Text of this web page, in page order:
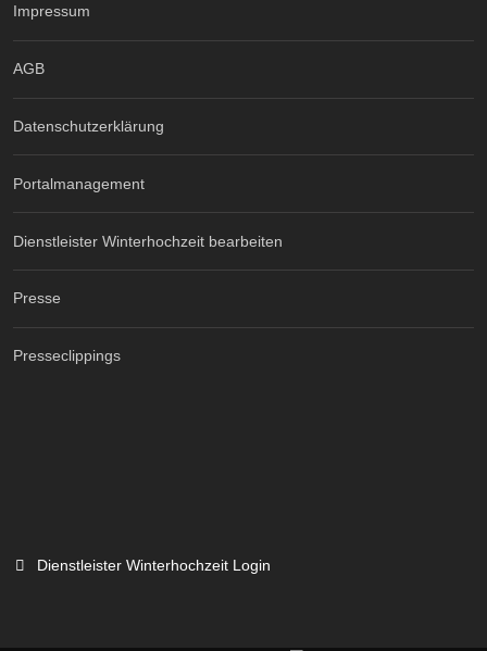
Impressum
AGB
Datenschutzerklärung
Portalmanagement
Dienstleister Winterhochzeit bearbeiten
Presse
Presseclippings
Dienstleister Winterhochzeit Login